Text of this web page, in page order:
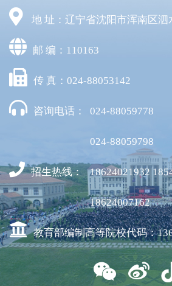
地 址：辽宁省沈阳市浑南区泗
邮 编：110163
传 真：024-88053142
咨询电话： 024-88059778
024-88059798
招生热线： 18624021932
18624007162
教育部编制高等院校代码：